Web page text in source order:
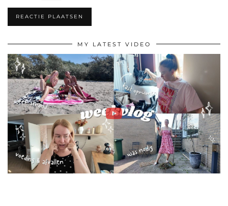
MY LATEST VIDEO